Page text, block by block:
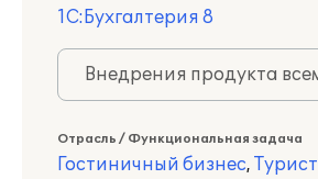
1С:Бухгалтерия 8
Внедрения продукта
Отрасль / Функциональная задача
Гостиничный бизнес,